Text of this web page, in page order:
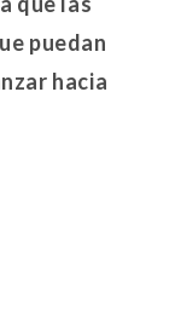
puedan
hacia